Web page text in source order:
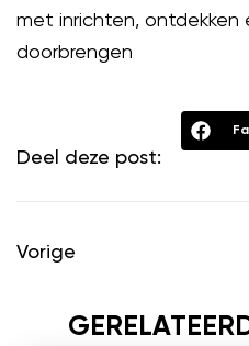
met inrichten, ontdekken
doorbrengen
Deel deze post:
Vorige